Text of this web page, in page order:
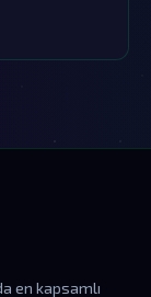
en kapsamlı